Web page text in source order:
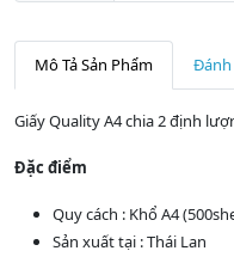
Mô Tả Sản Phẩm Đánh
Giấy Quality A4 chia 2 định
Đặc điểm
Quy cách : Khổ A4
Sản xuất tại : Thái Lan